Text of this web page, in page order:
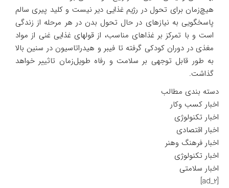
هیچ‌زمان برای تحول در رژیم غذایی دیر نیست و کلید پیری سالم
پاسخگویی به نیازهای در حال تحول بدن در هر مرحله از زندگی
است و با تمرکز بر غذاهای مناسب، از قولهای غذایی غنی از مواد
مغذی در دوران کودکی گرفته تا فیبر و هیدراتاسیون در سنین بالا
به طور قابل توجهی بر سلامت و رفاه طویل‌زمان تاثییر خواهد
گذاشت.
دسته بندی مطالب
اخبار کسب وکار
اخبار تکنولوژی
اخبار اقتصادی
اخبار فرهنگ وهنر
اخبار تکنولوژی
اخبار سلامتی
[ad_2]